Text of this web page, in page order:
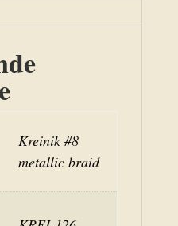
Kreinik #8
metallic braid